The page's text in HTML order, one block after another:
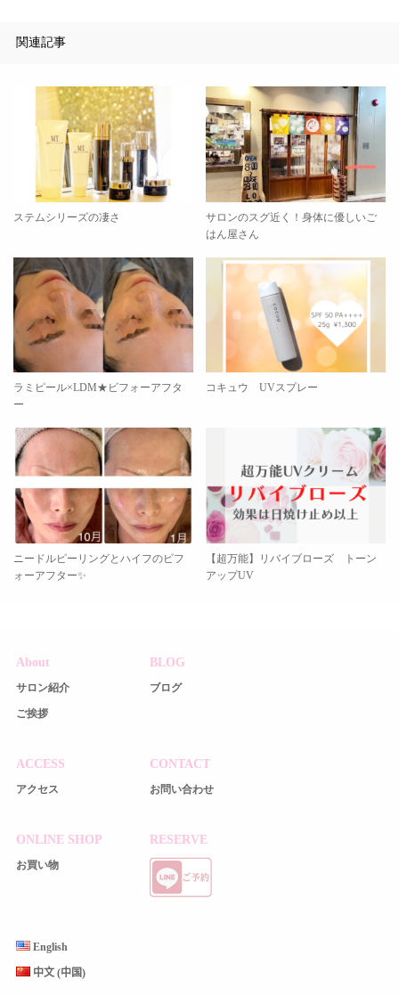
関連記事
ステムシリーズの凄さ
サロンのスグ近く！身体に優しいご
はん屋さん
ラミピール×LDM★ビフォーアフタ
ー
コキュウ UVスプレー
ニードルピーリングとハイフのビフ
ォーアフター✨
【超万能】リバイブローズ トーン
アップUV
About
サロン紹介
ご挨拶
BLOG
ブログ
ACCESS
アクセス
CONTACT
お問い合わせ
ONLINE SHOP
お買い物
RESERVE
English
中文 (中国)